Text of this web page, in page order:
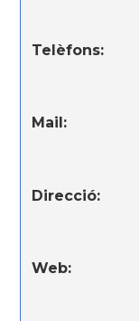
Telèfons:
Mail:
Direcció:
Web: